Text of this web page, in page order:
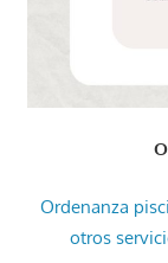
Ordenanza
otros